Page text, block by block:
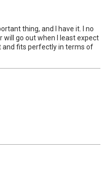
thing, and I have it. I no
will go out when I least expect
and fits perfectly in terms of